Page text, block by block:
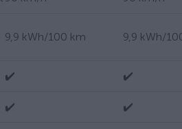
9,9 kWh/100 km 9,9 kWh/
✔️ ✔️
✔️ ✔️